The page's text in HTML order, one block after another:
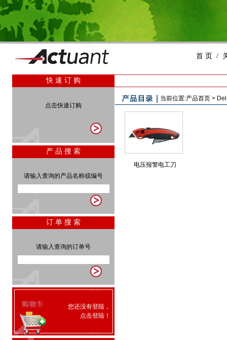
首 页 /
快 速 订 购
点击快速订购
产 品 搜 索
请输入查询的产品名称或编号
订 单 搜 索
请输入查询的订单号
您还没有登陆，
点击登陆 ！
当前位置:产品首页 >
电压报警电工刀